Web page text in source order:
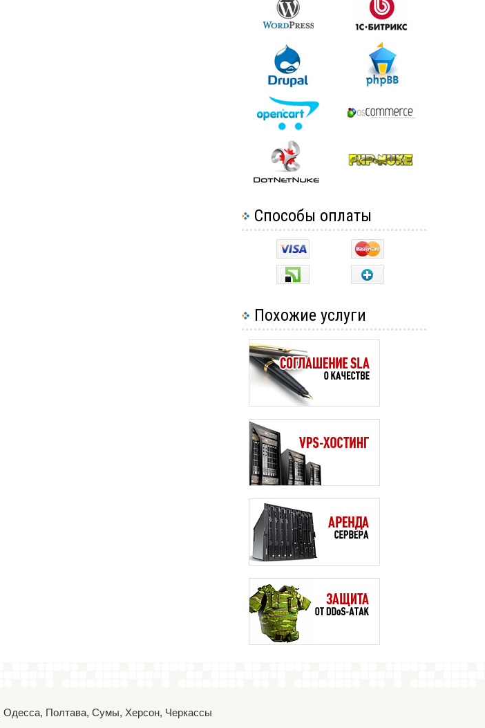
Способы оплаты
Похожие услуги
Одесса, Полтава, Сумы, Херсон, Черкассы